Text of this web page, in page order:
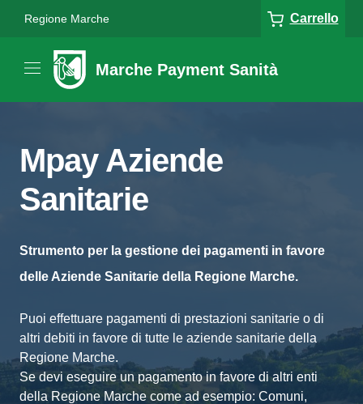
Regione Marche Carrello
Marche Payment Sanità
Mpay Aziende
Sanitarie
Strumento per la gestione dei pagamenti in favore
delle Aziende Sanitarie della Regione Marche.
Puoi effettuare pagamenti di prestazioni sanitarie o di
altri debiti in favore di tutte le aziende sanitarie della
Regione Marche.
Se devi eseguire un pagamento in favore di altri enti
della Regione Marche come ad esempio: Comuni,